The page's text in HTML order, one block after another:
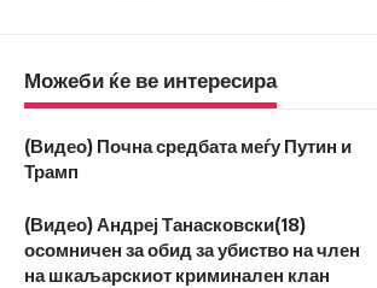
Можеби ќе ве интересира
(Видео) Почна средбата меѓу Путин и
Трамп
(Видео) Андреј Танасковски(18)
осомничен за обид за убиство на член
на шкаљарскиот криминален клан